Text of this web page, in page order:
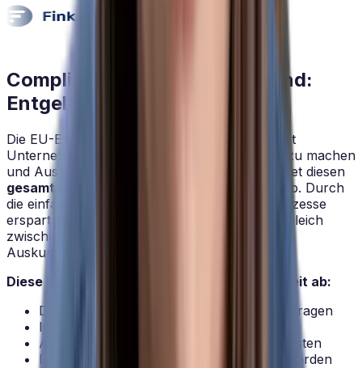
Compliance ohne Mehraufwand:
Entgelttransparenz mit HRlab
Die EU-Entgelttransparenzrichtlinie verpflichtet
Unternehmen, Entgeltstrukturen transparent zu machen
und Auskunftspflichten zu erfüllen. HRlab bildet diesen
gesamten Prozess innerhalb der Software
ab. Durch
die einfache Integration in bestehende HR-Prozesse
erspart HRlab Ihrem Team den manuellen Abgleich
zwischen Tabellen, Gehaltsrunden und
Auskunftspflichten.
Diese Funktionen nehmen HR-Teams die Arbeit ab:
Digitale Dokumentation aller Auskunftsanfragen
Integriertes Stellenbewertungssystem
Automatisierte Benachrichtigungen bei Fristen
Exportfunktionen für Betriebsrat und Behörden